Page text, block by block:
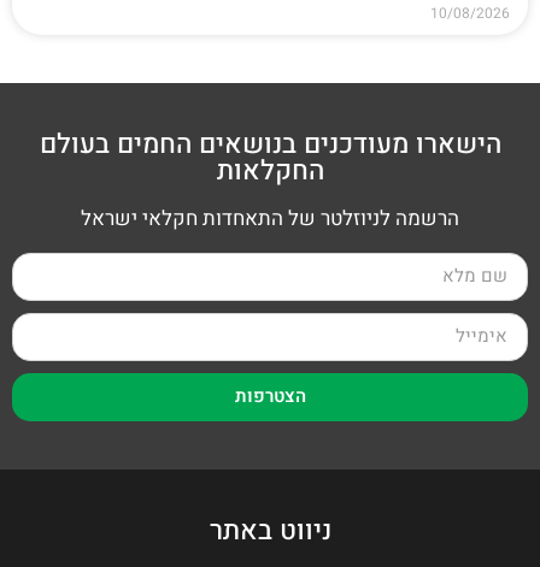
10/08/2026
הישארו מעודכנים בנושאים החמים בעולם
החקלאות
הרשמה לניוזלטר של התאחדות חקלאי ישראל
הצטרפות
ניווט באתר